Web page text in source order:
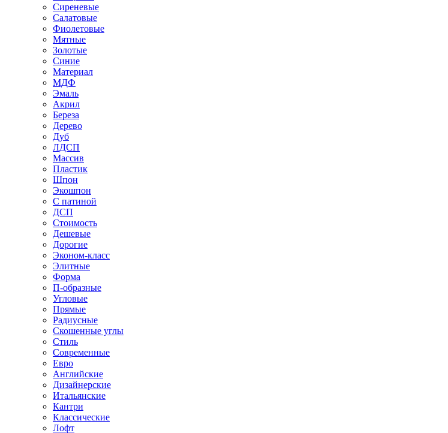
Сиреневые
Салатовые
Фиолетовые
Мятные
Золотые
Синие
Материал
МДФ
Эмаль
Акрил
Береза
Дерево
Дуб
ЛДСП
Массив
Пластик
Шпон
Экошпон
С патиной
ДСП
Стоимость
Дешевые
Дорогие
Эконом-класс
Элитные
Форма
П-образные
Угловые
Прямые
Радиусные
Скошенные углы
Стиль
Современные
Евро
Английские
Дизайнерские
Итальянские
Кантри
Классические
Лофт